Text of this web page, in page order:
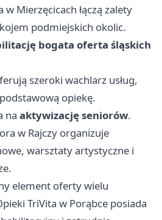
Mierzęcicach łączą zalety
podmiejskich okolic.
bogata oferta śląskich
szeroki wachlarz usług,
opiekę.
na aktywizację seniorów.
w Rajczy organizuje
warsztaty artystyczne i
element oferty wielu
TriVita w Porąbce posiada